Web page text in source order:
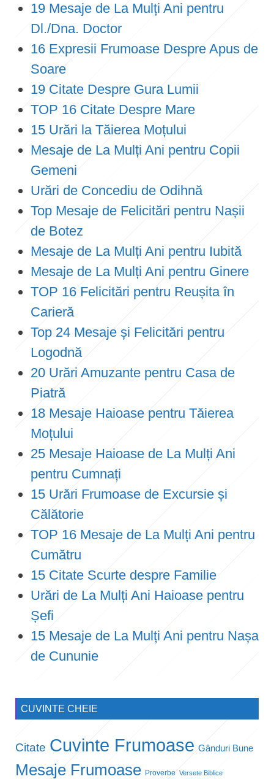
19 Mesaje de La Mulți Ani pentru
Dl./Dna. Doctor
16 Expresii Frumoase Despre Apus de
Soare
19 Citate Despre Gura Lumii
TOP 16 Citate Despre Mare
15 Urări la Tăierea Moțului
Mesaje de La Mulți Ani pentru Copii
Gemeni
Urări de Concediu de Odihnă
Top Mesaje de Felicitări pentru Nașii
de Botez
Mesaje de La Mulți Ani pentru Iubită
Mesaje de La Mulți Ani pentru Ginere
TOP 16 Felicitări pentru Reușita în
Carieră
Top 24 Mesaje și Felicitări pentru
Logodnă
20 Urări Amuzante pentru Casa de
Piatră
18 Mesaje Haioase pentru Tăierea
Moțului
25 Mesaje Haioase de La Mulți Ani
pentru Cumnați
15 Urări Frumoase de Excursie și
Călătorie
TOP 16 Mesaje de La Mulți Ani pentru
Cumătru
15 Citate Scurte despre Familie
Urări de La Mulți Ani Haioase pentru
Șefi
15 Mesaje de La Mulți Ani pentru Nașa
de Cununie
CUVINTE CHEIE
Citate Cuvinte Frumoase Gânduri Bune
Mesaje Frumoase Proverbe Versete Biblice